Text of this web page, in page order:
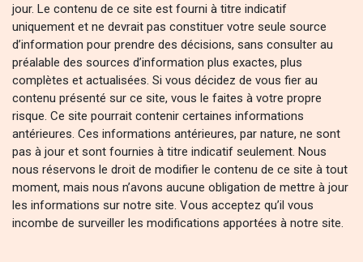
jour. Le contenu de ce site est fourni à titre indicatif
uniquement et ne devrait pas constituer votre seule source
d’information pour prendre des décisions, sans consulter au
préalable des sources d’information plus exactes, plus
complètes et actualisées. Si vous décidez de vous fier au
contenu présenté sur ce site, vous le faites à votre propre
risque. Ce site pourrait contenir certaines informations
antérieures. Ces informations antérieures, par nature, ne sont
pas à jour et sont fournies à titre indicatif seulement. Nous
nous réservons le droit de modifier le contenu de ce site à tout
moment, mais nous n’avons aucune obligation de mettre à jour
les informations sur notre site. Vous acceptez qu’il vous
incombe de surveiller les modifications apportées à notre site.